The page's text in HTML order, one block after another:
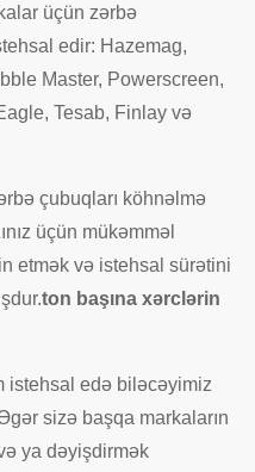
üçün zərbə
edir: Hazemag,
Master, Powerscreen,
Tesab, Finlay və
çubuqları köhnəlmə
üçün mükəmməl
etmək və istehsal sürətini
ton başına xərclərin
istehsal edə biləcəyimiz
sizə başqa markaların
ya dəyişdirmək